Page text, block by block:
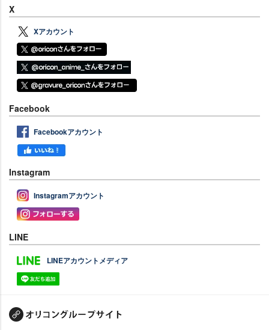
X
Xアカウント
Facebook
Facebookアカウント
Instagram
Instagramアカウント
LINE
LINEアカウントメディア